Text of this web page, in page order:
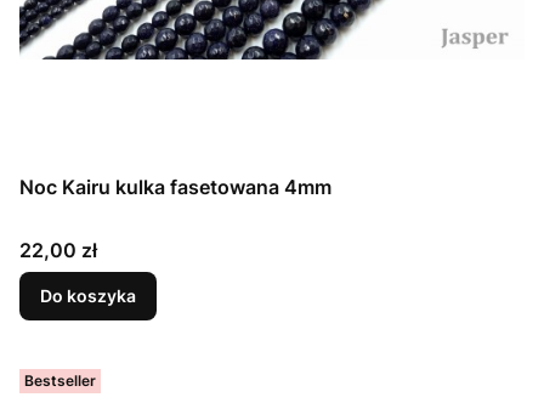
Noc Kairu kulka fasetowana 4mm
Cena
22,00 zł
Do koszyka
Bestseller